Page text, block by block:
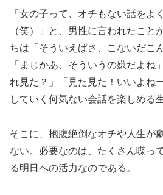
「女の子って、オチもない話をよ
（笑）」と、男性に言われたこと
ちは「そういえばさ、こないだこ
「まじかあ、そういうの嫌だよね
れ見た？」「見た見た！いいよね
していく何気ない会話を楽しめる
そこに、抱腹絶倒なオチや人生が
ない。必要なのは、たくさん喋っ
る明日への活力なのである。